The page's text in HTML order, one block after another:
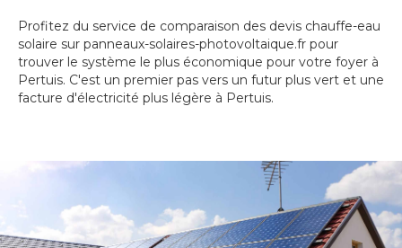
Profitez du service de comparaison des devis chauffe-eau
solaire sur panneaux-solaires-photovoltaique.fr pour
trouver le système le plus économique pour votre foyer à
Pertuis. C'est un premier pas vers un futur plus vert et une
facture d'électricité plus légère à Pertuis.